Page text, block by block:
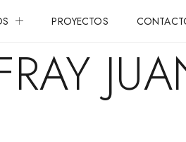
PROYECTOS